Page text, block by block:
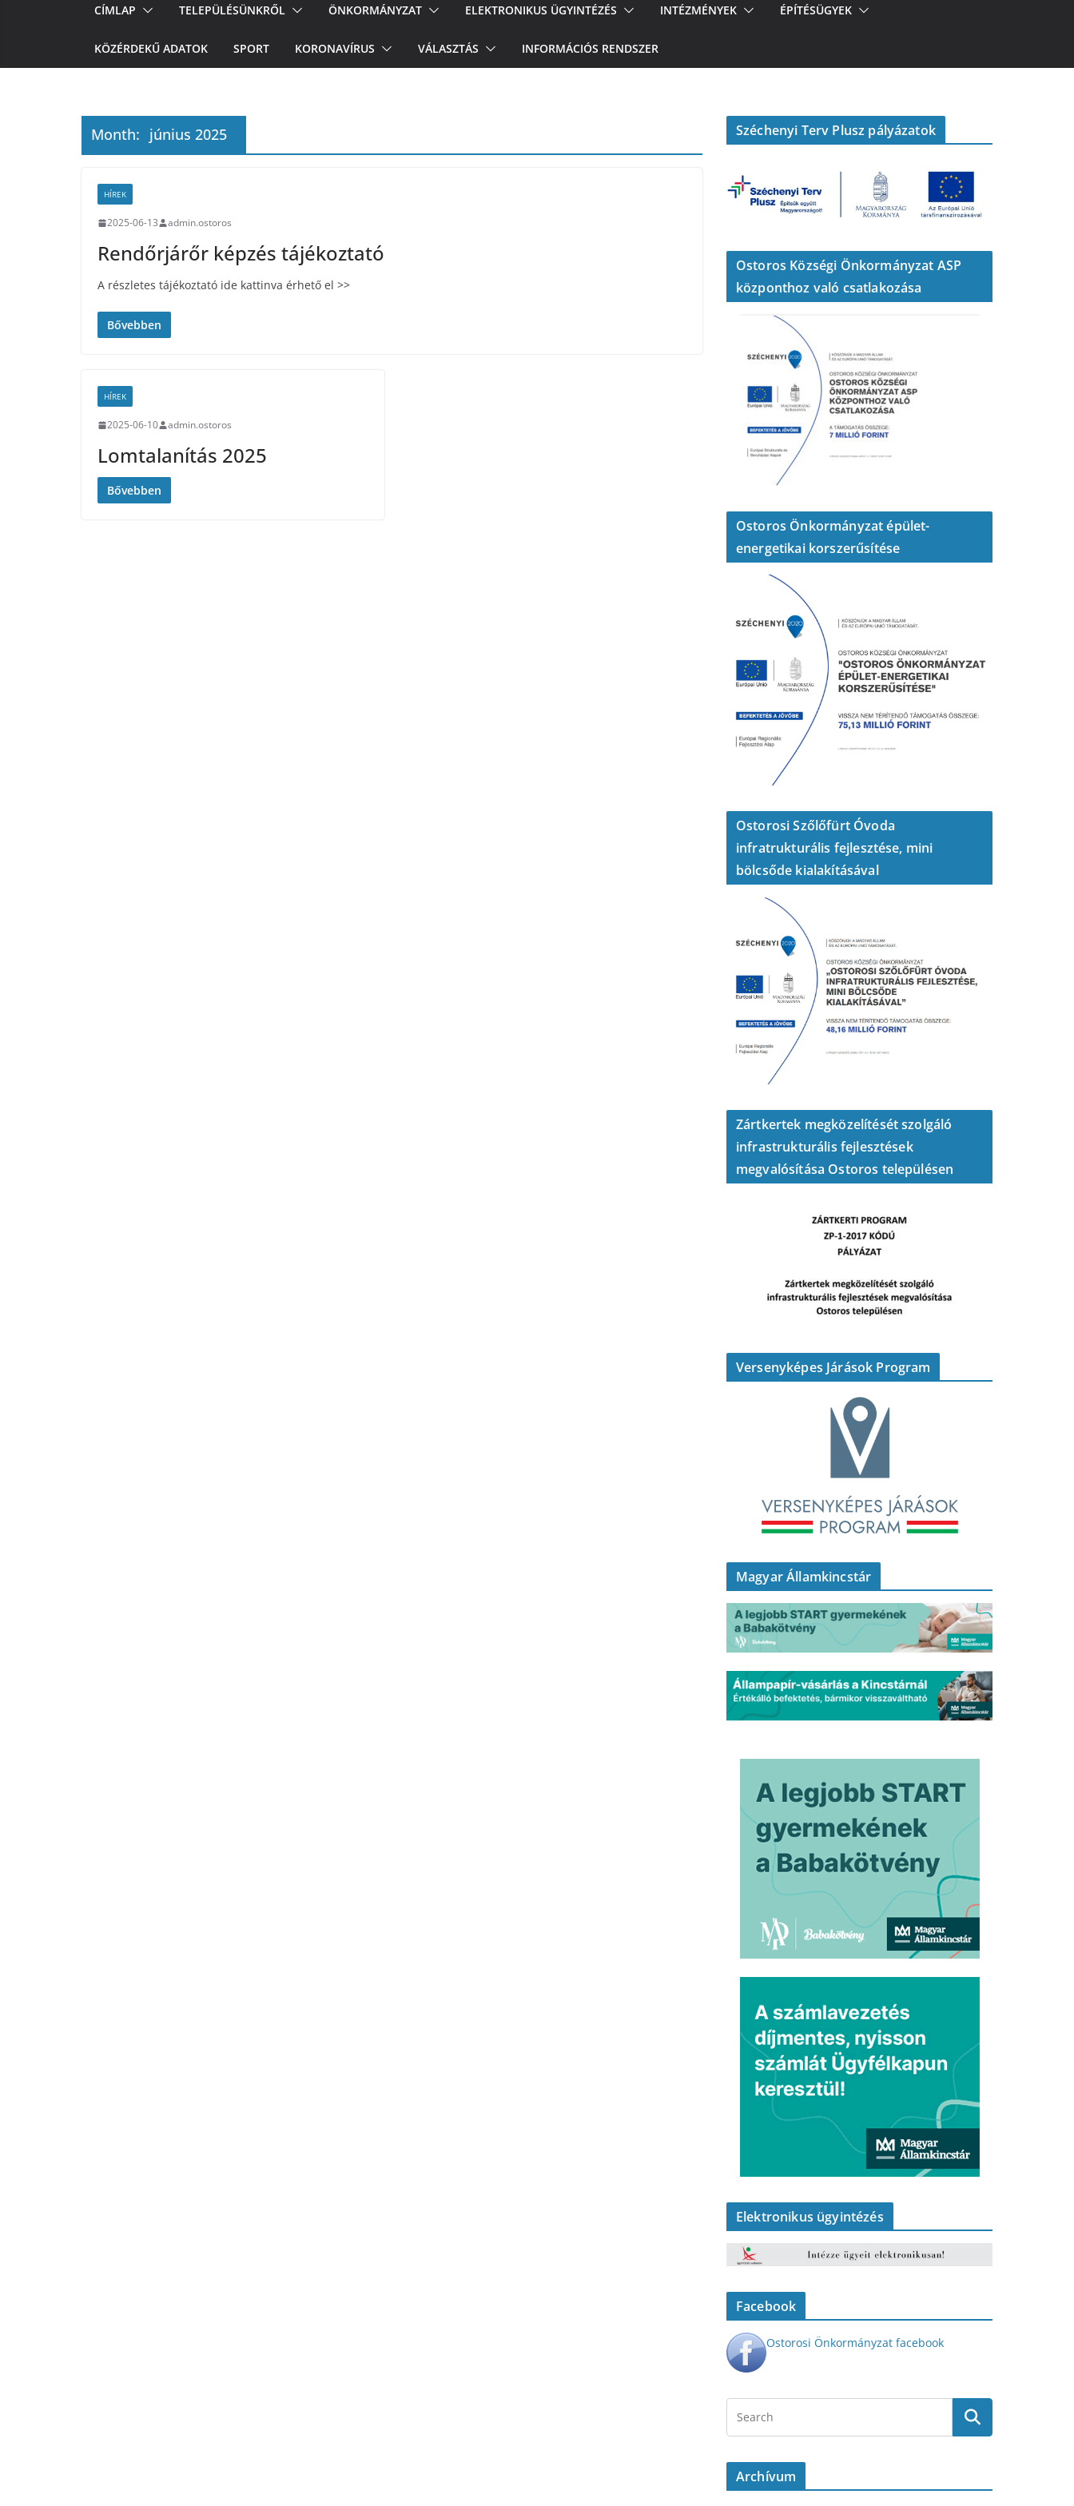
CÍMLAP TELEPÜLÉSÜNKRŐL ÖNKORMÁNYZAT ELEKTRONIKUS ÜGYINTÉZÉS INTÉZMÉNYEK ÉPÍTÉSÜGYEK
KÖZÉRDEKŰ ADATOK SPORT KORONAVÍRUS VÁLASZTÁS INFORMÁCIÓS RENDSZER
Month: június 2025
HÍREK
2025-06-13 admin.ostoros
Rendőrjárőr képzés tájékoztató
A részletes tájékoztató ide kattinva érhető el >>
Bővebben
HÍREK
2025-06-10 admin.ostoros
Lomtalanítás 2025
Bővebben
Széchenyi Terv Plusz pályázatok
Ostoros Községi Önkormányzat ASP
központhoz való csatlakozása
Ostoros Önkormányzat épület-
energetikai korszerűsítése
Ostorosi Szőlőfürt Óvoda
infratrukturális fejlesztése, mini
bölcsőde kialakításával
Zártkertek megközelítését szolgáló
infrastrukturális fejlesztések
megvalósítása Ostoros településen
Versenyképes Járások Program
Magyar Államkincstár
Elektronikus ügyintézés
Facebook
Ostorosi Önkormányzat facebook
Archívum